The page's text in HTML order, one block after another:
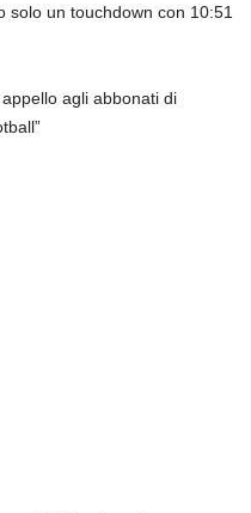
solo un touchdown con 10:51
agli abbonati di